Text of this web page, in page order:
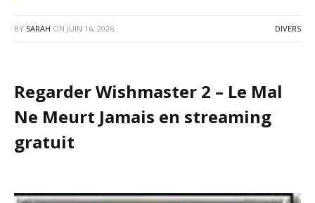
BY SARAH ON JUIN 16, 2026 DIVERS
Regarder Wishmaster 2 – Le Mal
Ne Meurt Jamais en streaming
gratuit